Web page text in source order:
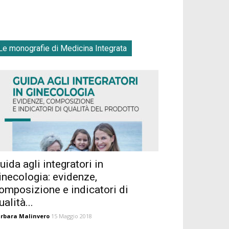
monografie di Medicina Integrata
agli integratori in
evidenze,
e indicatori di
Malinvero 15 Maggio 2018